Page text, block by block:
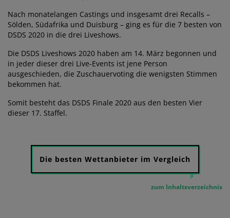
Nach monatelangen Castings und insgesamt drei Recalls –
Sölden, Südafrika und Duisburg – ging es für die 7 besten von
DSDS 2020 in die drei Liveshows.
Die DSDS Liveshows 2020 haben am 14. März begonnen und
in jeder dieser drei Live-Events ist jene Person
ausgeschieden, die Zuschauervoting die wenigsten Stimmen
bekommen hat.
Somit besteht das DSDS Finale 2020 aus den besten Vier
dieser 17. Staffel.
Die besten Wettanbieter im Vergleich
zum Inhaltsverzeichnis